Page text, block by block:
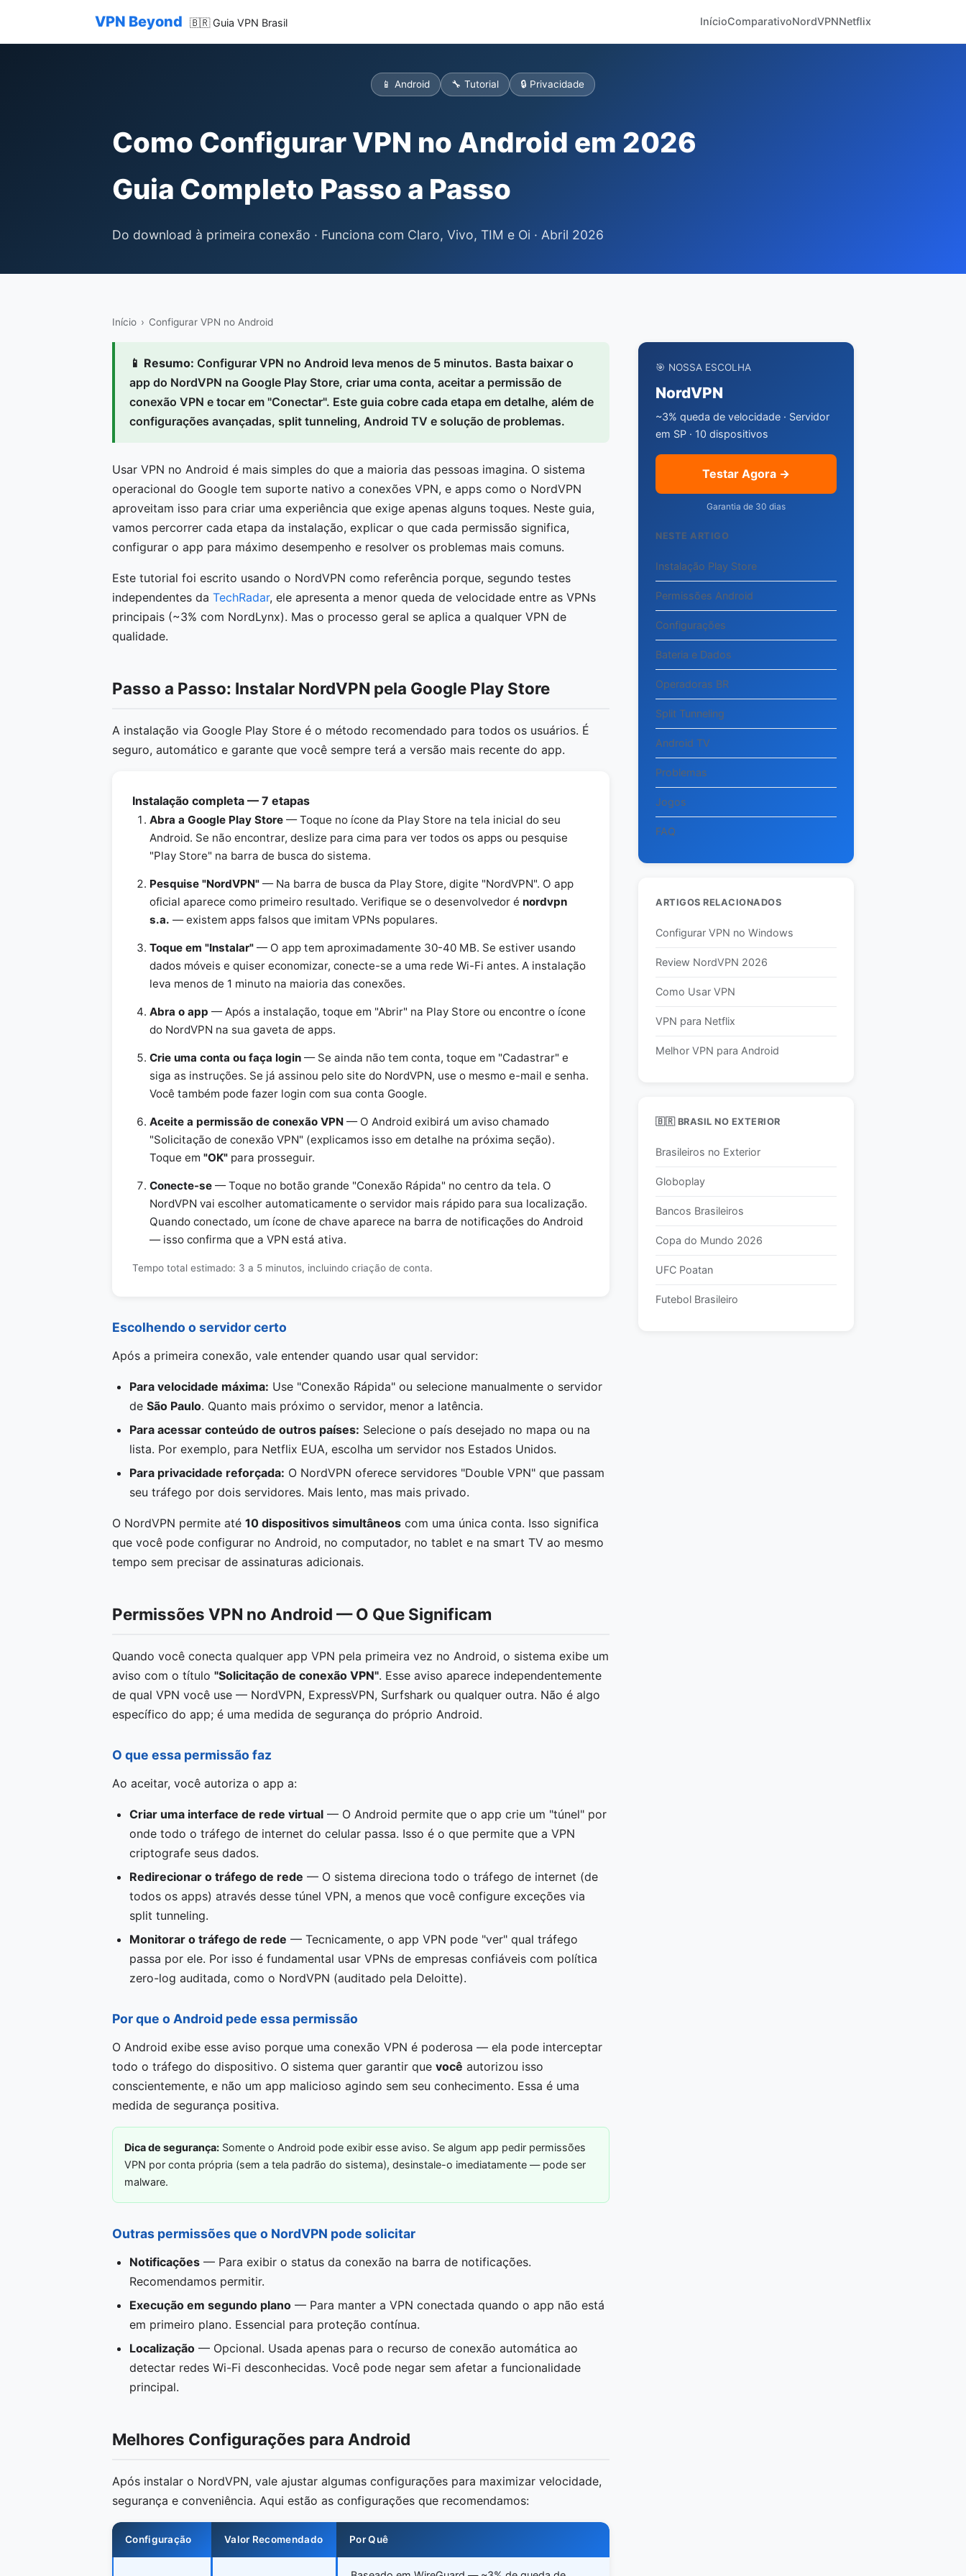
VPN Beyond 🇧🇷 Guia VPN Brasil InícioComparativoNordVPNNetflix
📱 Android 🔧 Tutorial 🔒 Privacidade
Como Configurar VPN no Android em 2026
Guia Completo Passo a Passo
Do download à primeira conexão · Funciona com Claro, Vivo, TIM e Oi · Abril 2026
Início › Configurar VPN no Android
📱 Resumo: Configurar VPN no Android leva menos de 5 minutos. Basta baixar o
app do NordVPN na Google Play Store, criar uma conta, aceitar a permissão de
conexão VPN e tocar em "Conectar". Este guia cobre cada etapa em detalhe, além de
configurações avançadas, split tunneling, Android TV e solução de problemas.
Usar VPN no Android é mais simples do que a maioria das pessoas imagina. O sistema
operacional do Google tem suporte nativo a conexões VPN, e apps como o NordVPN
aproveitam isso para criar uma experiência que exige apenas alguns toques. Neste guia,
vamos percorrer cada etapa da instalação, explicar o que cada permissão significa,
configurar o app para máximo desempenho e resolver os problemas mais comuns.
Este tutorial foi escrito usando o NordVPN como referência porque, segundo testes
independentes da TechRadar, ele apresenta a menor queda de velocidade entre as VPNs
principais (~3% com NordLynx). Mas o processo geral se aplica a qualquer VPN de
qualidade.
Passo a Passo: Instalar NordVPN pela Google Play Store
A instalação via Google Play Store é o método recomendado para todos os usuários. É
seguro, automático e garante que você sempre terá a versão mais recente do app.
Instalação completa — 7 etapas
Abra a Google Play Store — Toque no ícone da Play Store na tela inicial do seu
Android. Se não encontrar, deslize para cima para ver todos os apps ou pesquise
"Play Store" na barra de busca do sistema.
Pesquise "NordVPN" — Na barra de busca da Play Store, digite "NordVPN". O app
oficial aparece como primeiro resultado. Verifique se o desenvolvedor é nordvpn
s.a. — existem apps falsos que imitam VPNs populares.
Toque em "Instalar" — O app tem aproximadamente 30-40 MB. Se estiver usando
dados móveis e quiser economizar, conecte-se a uma rede Wi-Fi antes. A instalação
leva menos de 1 minuto na maioria das conexões.
Abra o app — Após a instalação, toque em "Abrir" na Play Store ou encontre o ícone
do NordVPN na sua gaveta de apps.
Crie uma conta ou faça login — Se ainda não tem conta, toque em "Cadastrar" e
siga as instruções. Se já assinou pelo site do NordVPN, use o mesmo e-mail e senha.
Você também pode fazer login com sua conta Google.
Aceite a permissão de conexão VPN — O Android exibirá um aviso chamado
"Solicitação de conexão VPN" (explicamos isso em detalhe na próxima seção).
Toque em "OK" para prosseguir.
Conecte-se — Toque no botão grande "Conexão Rápida" no centro da tela. O
NordVPN vai escolher automaticamente o servidor mais rápido para sua localização.
Quando conectado, um ícone de chave aparece na barra de notificações do Android
— isso confirma que a VPN está ativa.
Tempo total estimado: 3 a 5 minutos, incluindo criação de conta.
Escolhendo o servidor certo
Após a primeira conexão, vale entender quando usar qual servidor:
Para velocidade máxima: Use "Conexão Rápida" ou selecione manualmente o servidor
de São Paulo. Quanto mais próximo o servidor, menor a latência.
Para acessar conteúdo de outros países: Selecione o país desejado no mapa ou na
lista. Por exemplo, para Netflix EUA, escolha um servidor nos Estados Unidos.
Para privacidade reforçada: O NordVPN oferece servidores "Double VPN" que passam
seu tráfego por dois servidores. Mais lento, mas mais privado.
O NordVPN permite até 10 dispositivos simultâneos com uma única conta. Isso significa
que você pode configurar no Android, no computador, no tablet e na smart TV ao mesmo
tempo sem precisar de assinaturas adicionais.
Permissões VPN no Android — O Que Significam
Quando você conecta qualquer app VPN pela primeira vez no Android, o sistema exibe um
aviso com o título "Solicitação de conexão VPN". Esse aviso aparece independentemente
de qual VPN você use — NordVPN, ExpressVPN, Surfshark ou qualquer outra. Não é algo
específico do app; é uma medida de segurança do próprio Android.
O que essa permissão faz
Ao aceitar, você autoriza o app a:
Criar uma interface de rede virtual — O Android permite que o app crie um "túnel" por
onde todo o tráfego de internet do celular passa. Isso é o que permite que a VPN
criptografe seus dados.
Redirecionar o tráfego de rede — O sistema direciona todo o tráfego de internet (de
todos os apps) através desse túnel VPN, a menos que você configure exceções via
split tunneling.
Monitorar o tráfego de rede — Tecnicamente, o app VPN pode "ver" qual tráfego
passa por ele. Por isso é fundamental usar VPNs de empresas confiáveis com política
zero-log auditada, como o NordVPN (auditado pela Deloitte).
Por que o Android pede essa permissão
O Android exibe esse aviso porque uma conexão VPN é poderosa — ela pode interceptar
todo o tráfego do dispositivo. O sistema quer garantir que você autorizou isso
conscientemente, e não um app malicioso agindo sem seu conhecimento. Essa é uma
medida de segurança positiva.
Dica de segurança: Somente o Android pode exibir esse aviso. Se algum app pedir permissões
VPN por conta própria (sem a tela padrão do sistema), desinstale-o imediatamente — pode ser
malware.
Outras permissões que o NordVPN pode solicitar
Notificações — Para exibir o status da conexão na barra de notificações.
Recomendamos permitir.
Execução em segundo plano — Para manter a VPN conectada quando o app não está
em primeiro plano. Essencial para proteção contínua.
Localização — Opcional. Usada apenas para o recurso de conexão automática ao
detectar redes Wi-Fi desconhecidas. Você pode negar sem afetar a funcionalidade
principal.
Melhores Configurações para Android
Após instalar o NordVPN, vale ajustar algumas configurações para maximizar velocidade,
segurança e conveniência. Aqui estão as configurações que recomendamos:
Configuração Valor Recomendado Por Quê
🎯 NOSSA ESCOLHA
NordVPN
~3% queda de velocidade · Servidor
em SP · 10 dispositivos
Testar Agora →
Garantia de 30 dias
NESTE ARTIGO
Instalação Play Store
Permissões Android
Configurações
Bateria e Dados
Operadoras BR
Split Tunneling
Android TV
Problemas
Jogos
FAQ
ARTIGOS RELACIONADOS
Configurar VPN no Windows
Review NordVPN 2026
Como Usar VPN
VPN para Netflix
Melhor VPN para Android
🇧🇷 BRASIL NO EXTERIOR
Brasileiros no Exterior
Globoplay
Bancos Brasileiros
Copa do Mundo 2026
UFC Poatan
Futebol Brasileiro